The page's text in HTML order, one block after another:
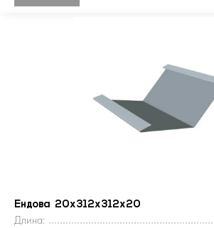
Ендова 20х312х312х20
Длина: